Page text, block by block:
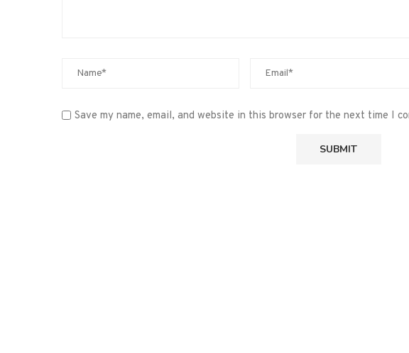
Save my name, email, and website in this browser for the next time I